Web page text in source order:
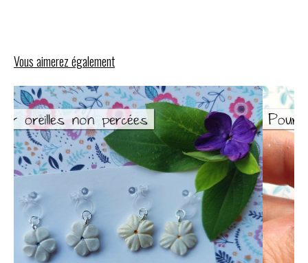
Vous aimerez également